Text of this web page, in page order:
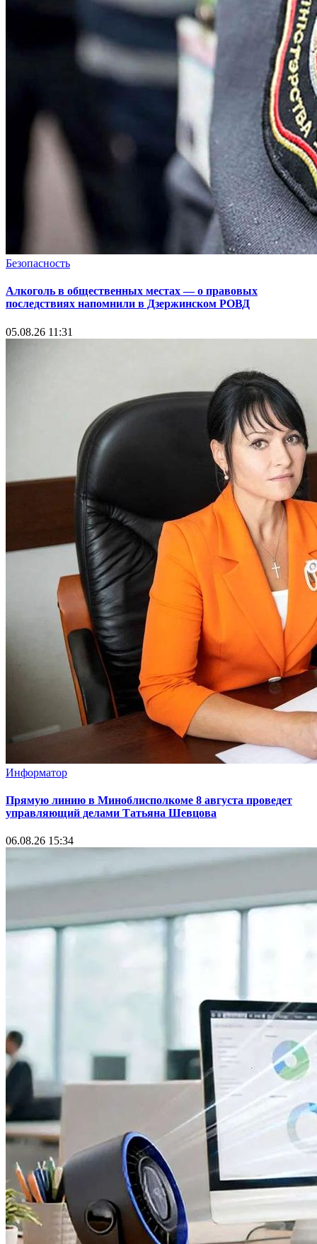
Безопасность
Алкоголь в общественных местах — о правовых
последствиях напомнили в Дзержинском РОВД
05.08.26 11:31
Информатор
Прямую линию в Миноблисполкоме 8 августа проведет
управляющий делами Татьяна Шевцова
06.08.26 15:34